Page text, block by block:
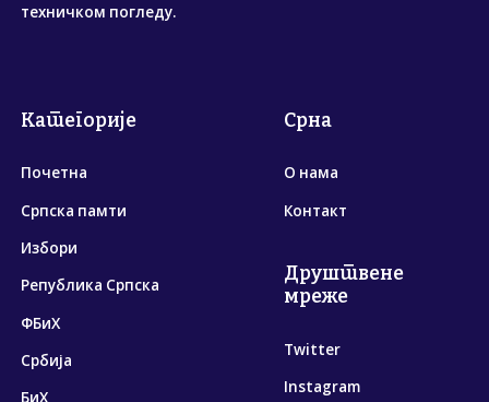
техничком погледу.
Категорије
Почетна
Српска памти
Избори
Република Српска
ФБиХ
Србија
БиХ
Срна
О нама
Контакт
Друштвене
мреже
Twitter
Instagram